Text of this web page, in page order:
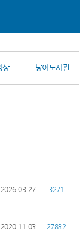
상 냥이도서관
2026-03-27 3271
2020-11-03 27832